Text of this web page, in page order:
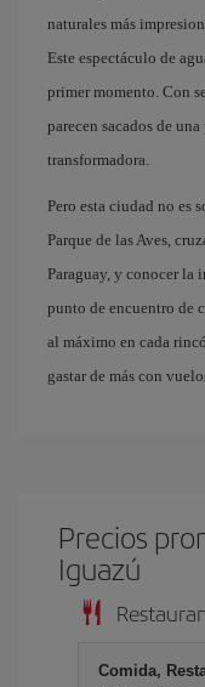
naturales más
Este espectáculo de
primer momento. Con
parecen sacados de
transformadora.
Pero esta ciudad no es
Parque de las Aves,
Paraguay, y conocer la
punto de encuentro de
al máximo en cada
gastar de más con
Precios
Iguazú
Comida,